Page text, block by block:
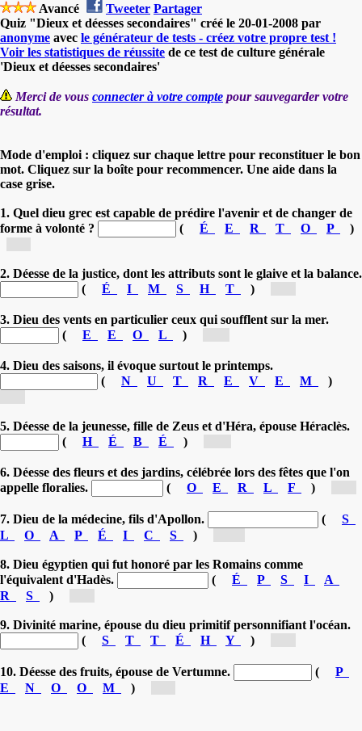
Avancé Tweeter Partager
Quiz "Dieux et déesses secondaires" créé le 20-01-2008 par
anonyme avec le générateur de tests - créez votre propre test !
Voir les statistiques de réussite de ce test de culture générale
'Dieux et déesses secondaires'
Merci de vous connecter à votre compte pour sauvegarder votre
résultat.
Mode d'emploi : cliquez sur chaque lettre pour reconstituer le bon
mot. Cliquez sur la boîte pour recommencer. Une aide dans la
case grise.
1. Quel dieu grec est capable de prédire l'avenir et de changer de
forme à volonté ?
( É E R T O P
)
2. Déesse de la justice, dont les attributs sont le glaive et la balance.
(
É I M S H T )
3. Dieu des vents en particulier ceux qui soufflent sur la mer.
(
E E O L )
4. Dieu des saisons, il évoque surtout le printemps.
(
N U T R E V E M
)
5. Déesse de la jeunesse, fille de Zeus et d'Héra, épouse Héraclès.
(
H É B É )
6. Déesse des fleurs et des jardins, célébrée lors des fêtes que l'on
appelle floralies.
( O E R L F )
7. Dieu de la médecine, fils d'Apollon. (
S
L
O A P É I C S )
8. Dieu égyptien qui fut honoré par les Romains comme
l'équivalent d'Hadès.
( É P S I
A
R
S )
9. Divinité marine, épouse du dieu primitif personnifiant l'océan.
(
S T T É H Y )
10. Déesse des fruits, épouse de Vertumne. (
P
E
N O O M )